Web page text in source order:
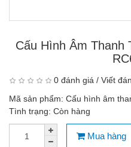
Cấu Hình Âm Thanh
0 đánh giá / Viết
Mã sản phẩm: Cấu hình âm
Tình trạng: Còn hàng
Mua hàng